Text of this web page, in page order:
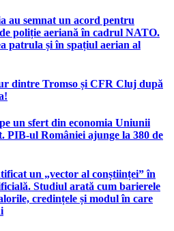
au semnat un acord pentru
poliție aeriană în cadrul NATO.
patrula și în spațiul aerian al
dintre Tromso și CFR Cluj după
un sfert din economia Uniunii
PIB-ul României ajunge la 380 de
un „vector al conștiinței” în
Studiul arată cum barierele
credințele și modul în care